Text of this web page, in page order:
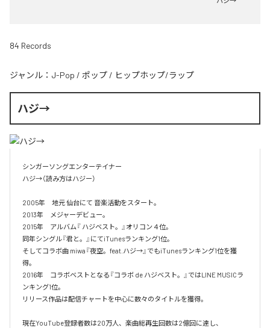
84 Records
ジャンル： J-Pop / ポップ / ヒップホップ/ラップ
ハジ→
シンガーソングエンターテイナー
ハジ→（読み方はハジー）
2005年　地元 仙台にて 音楽活動をスタート。
2013年　メジャーデビュー。
2015年　アルバム『 ハジベスト。』オリコン４位。
同年シングル『君と。』にてiTunesランキング1位。
そしてコラボ曲 miwa『夜空。feat.ハジ→』でもiTunesランキング1位を獲
得。
2016年　コラボベストとなる『コラボ de ハジベスト。』ではLINE MUSICラ
ンキング1位。
リリース作品は配信チャートを中心に数々のタイトルを獲得。
現在YouTube登録者数は20万人、楽曲総再生回数は2億回に達し、